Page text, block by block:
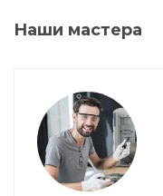
Наши мастера